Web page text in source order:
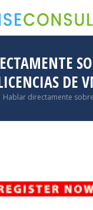
DE
Hablar directamente